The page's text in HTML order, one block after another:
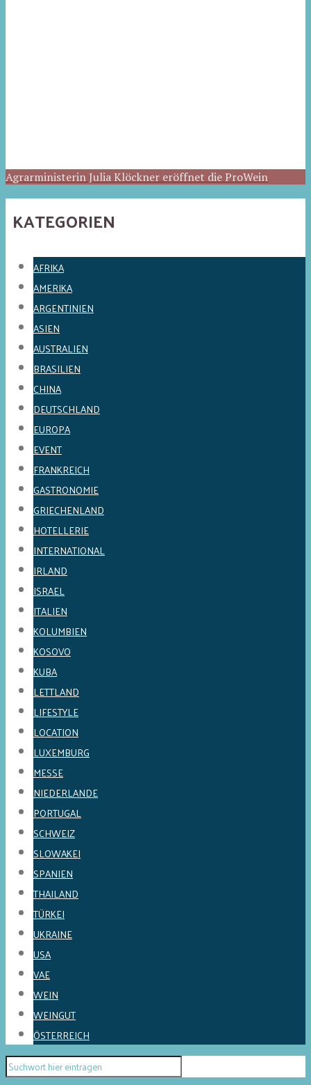
Agrarministerin Julia Klöckner eröffnet die ProWein
KATEGORIEN
AFRIKA
AMERIKA
ARGENTINIEN
ASIEN
AUSTRALIEN
BRASILIEN
CHINA
DEUTSCHLAND
EUROPA
EVENT
FRANKREICH
GASTRONOMIE
GRIECHENLAND
HOTELLERIE
INTERNATIONAL
IRLAND
ISRAEL
ITALIEN
KOLUMBIEN
KOSOVO
KUBA
LETTLAND
LIFESTYLE
LOCATION
LUXEMBURG
MESSE
NIEDERLANDE
PORTUGAL
SCHWEIZ
SLOWAKEI
SPANIEN
THAILAND
TÜRKEI
UKRAINE
USA
VAE
WEIN
WEINGUT
ÖSTERREICH